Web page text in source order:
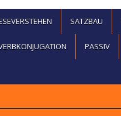
SATZBAU
PASSIV